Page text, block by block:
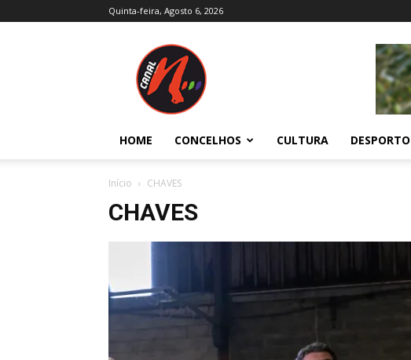
Quinta-feira, Agosto 6, 2026
HOME CONCELHOS CULTURA DESPORTO
Início CHAVES
CHAVES